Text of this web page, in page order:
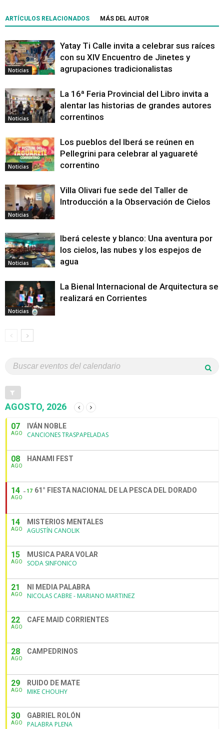
ARTÍCULOS RELACIONADOS MÁS DEL AUTOR
Noticias
Yatay Ti Calle invita a celebrar sus raíces
con su XIV Encuentro de Jinetes y
agrupaciones tradicionalistas
Noticias
La 16ª Feria Provincial del Libro invita a
alentar las historias de grandes autores
correntinos
Noticias
Los pueblos del Iberá se reúnen en
Pellegrini para celebrar al yaguareté
correntino
Noticias
Villa Olivari fue sede del Taller de
Introducción a la Observación de Cielos
Noticias
Iberá celeste y blanco: Una aventura por
los cielos, las nubes y los espejos de
agua
Noticias
La Bienal Internacional de Arquitectura se
realizará en Corrientes
AGOSTO, 2026
07
AGO
IVÁN NOBLE
CANCIONES TRASPAPELADAS
08
AGO
HANAMI FEST
14
AGO
17 61° FIESTA NACIONAL DE LA PESCA DEL DORADO
14
AGO
MISTERIOS MENTALES
AGUSTÍN CANOLIK
15
AGO
MUSICA PARA VOLAR
SODA SINFONICO
21
AGO
NI MEDIA PALABRA
NICOLAS CABRE - MARIANO MARTINEZ
22
AGO
CAFE MAID CORRIENTES
28
AGO
CAMPEDRINOS
29
AGO
RUIDO DE MATE
MIKE CHOUHY
30
AGO
GABRIEL ROLÓN
PALABRA PLENA